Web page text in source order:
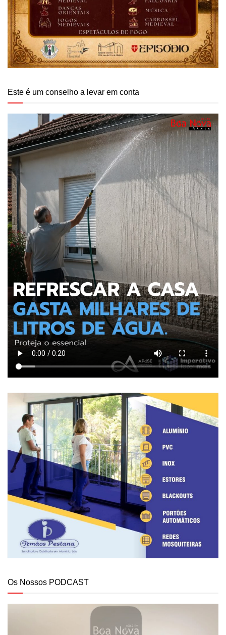
Este é um conselho a levar em conta
Os Nossos PODCAST